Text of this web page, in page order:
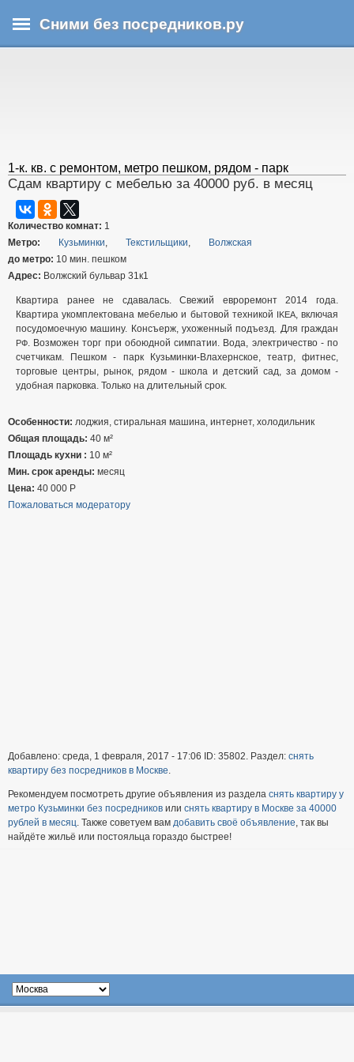
к
основному
Сними без посредников.ру
1-к. кв. с ремонтом, метро пешком, рядом - парк
Сдам квартиру с мебелью за 40000 руб. в месяц
Количество комнат: 1
Метро:
Кузьминки, Текстильщики,
Волжская
до метро: 10 мин. пешком
Адрес: Волжский бульвар 31к1
Квартира ранее не сдавалась. Свежий евроремонт 2014 года.
Квартира укомплектована мебелью и бытовой техникой IKEA, включая
посудомоечную машину. Консъерж, ухоженный подъезд. Для граждан
РФ. Возможен торг при обоюдной симпатии. Вода, электричество - по
счетчикам. Пешком - парк Кузьминки-Влахернское, театр, фитнес,
торговые центры, рынок, рядом - школа и детский сад, за домом -
удобная парковка. Только на длительный срок.
Особенности: лоджия, стиральная машина, интернет, холодильник
Общая площадь: 40 м²
Площадь кухни : 10 м²
Мин. срок аренды: месяц
Цена: 40 000 Р
Пожаловаться модератору
Добавлено: среда, 1 февраля, 2017 - 17:06 ID: 35802. Раздел: снять
квартиру без посредников в Москве.
Рекомендуем посмотреть другие объявления из раздела снять квартиру у
метро Кузьминки без посредников или снять квартиру в Москве за 40000
рублей в месяц. Также советуем вам добавить своё объявление, так вы
найдёте жильё или постояльца гораздо быстрее!